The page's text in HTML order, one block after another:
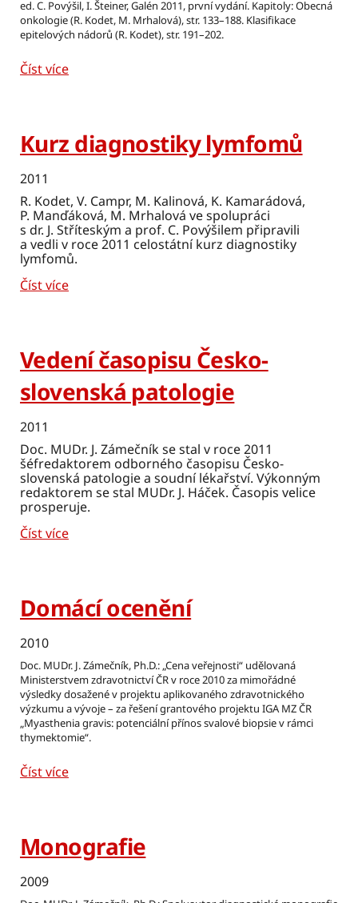
ed. C. Povýšil, I. Šteiner, Galén 2011, první vydání. Kapitoly: Obecná
onkologie (R. Kodet, M. Mrhalová), str. 133–188. Klasifikace
epitelových nádorů (R. Kodet), str. 191–202.
Číst více
Kurz diagnostiky lymfomů
2011
R. Kodet, V. Campr, M. Kalinová, K. Kamarádová,
P. Manďáková, M. Mrhalová ve spolupráci
s dr. J. Stříteským a prof. C. Povýšilem připravili
a vedli v roce 2011 celostátní kurz diagnostiky
lymfomů.
Číst více
Vedení časopisu Česko-
slovenská patologie
2011
Doc. MUDr. J. Zámečník se stal v roce 2011
šéfredaktorem odborného časopisu Česko-
slovenská patologie a soudní lékařství. Výkonným
redaktorem se stal MUDr. J. Háček. Časopis velice
prosperuje.
Číst více
Domácí ocenění
2010
Doc. MUDr. J. Zámečník, Ph.D.: „Cena veřejnosti“ udělovaná
Ministerstvem zdravotnictví ČR v roce 2010 za mimořádné
výsledky dosažené v projektu aplikovaného zdravotnického
výzkumu a vývoje – za řešení grantového projektu IGA MZ ČR
„Myasthenia gravis: potenciální přínos svalové biopsie v rámci
thymektomie“.
Číst více
Monografie
2009